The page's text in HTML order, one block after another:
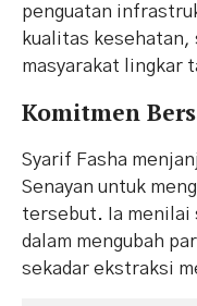
penguatan
kualitas kesehatan,
masyarakat lingkar
​Komitmen
​Syarif Fasha
Senayan untuk
tersebut. Ia menilai
dalam mengubah
sekadar ekstraksi